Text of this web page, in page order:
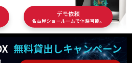
デモ依頼
名古屋ショールームで体験可能。